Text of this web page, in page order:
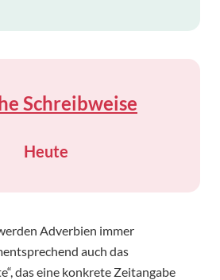
Schreibweise
Heute
Adverbien immer
auch das
das eine konkrete Zeitangabe